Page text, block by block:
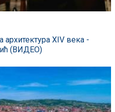
XIV века -
(ВИДЕО)